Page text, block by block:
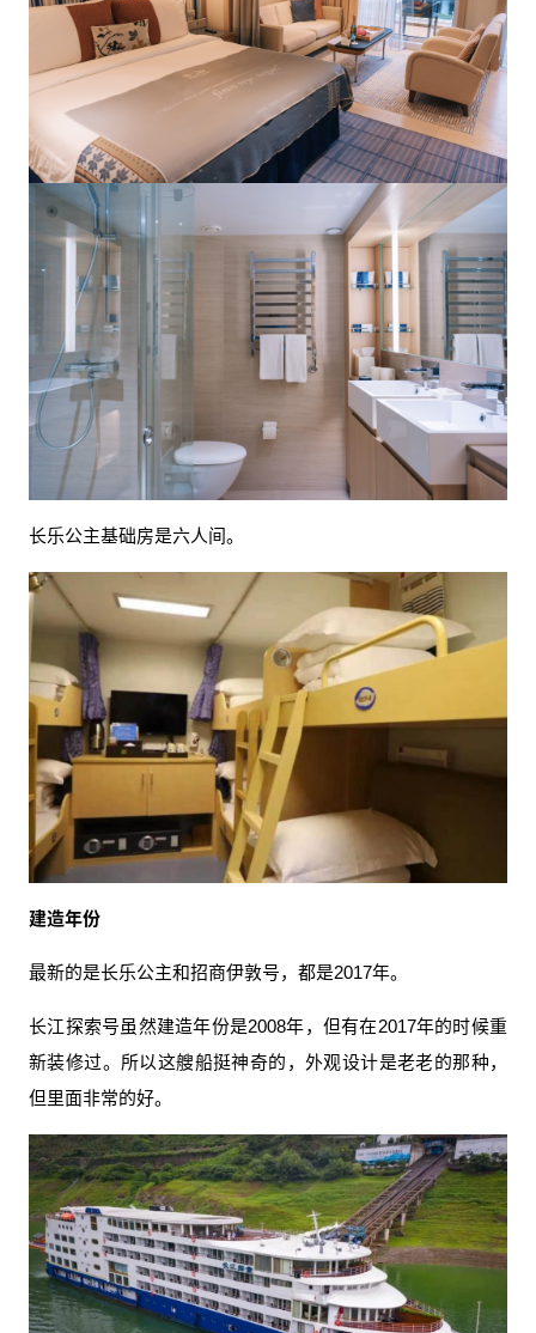
长乐公主基础房是六人间。
建造年份
最新的是长乐公主和招商伊敦号，都是2017年。
长江探索号虽然建造年份是2008年，但有在2017年的时候重
新装修过。所以这艘船挺神奇的，外观设计是老老的那种，
但里面非常的好。